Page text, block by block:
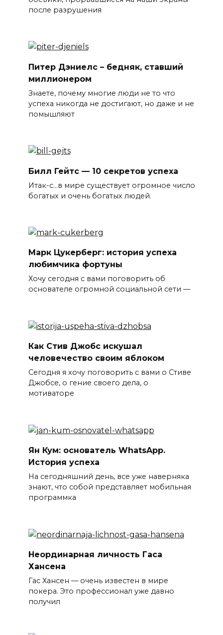
после разрушения
Питер Дэниелс – бедняк, ставший
миллионером
Знаете, почему многие люди не то что
успеха никогда не достигают, но даже и не
помышляют
Билл Гейтс — 10 секретов успеха
Итак-с…в мире существует огромное число
богатых и очень богатых людей.
Марк Цукерберг: история успеха
любимчика фортуны
Хочу сегодня с вами поговорить об
основателе огромной социальной сети —
Как Стив Джобс искушал
человечество своим яблоком
Сегодня я хочу поговорить с вами о Стиве
Джобсе, о гение своего дела, о
мотиваторе
Ян Кум: основатель WhatsApp.
История успеха
На сегодняшний день, все уже наверняка
знают, что собой представляет мобильная
программка
Неординарная личность Гаса
Хансена
Гас Хансен — очень известен в мире
покера. Это профессионал уже давно
получил